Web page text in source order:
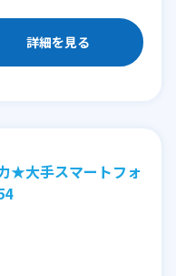
詳細を見る
★大手スマートフォ